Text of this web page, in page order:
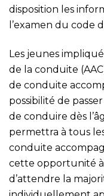
disposition les
l’examen du code
Les jeunes
de la conduite
de conduite
possibilité de
de conduire dès
permettra à tous
conduite
cette opportunité à
d’attendre la